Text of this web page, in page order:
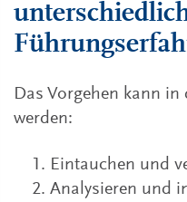
Das Vorgehen kann
werden:
Eintauchen und
Analysieren und